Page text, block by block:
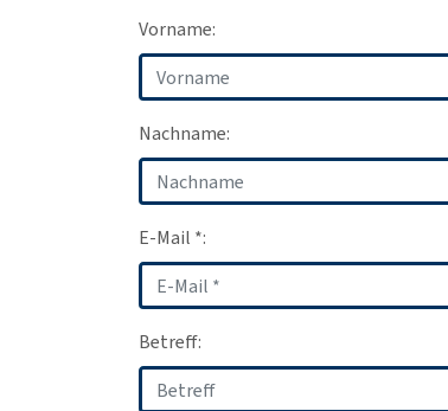
Vorname:
Nachname:
E-Mail *:
Betreff: